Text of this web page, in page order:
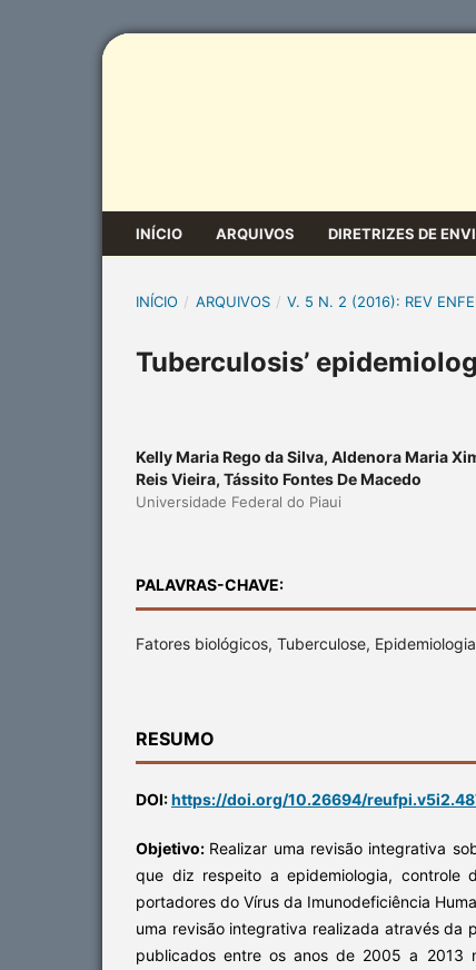
INÍCIO ARQUIVOS DIRETRIZES DE
INÍCIO / ARQUIVOS / V. 5 N. 2 (2016): REV
Tuberculosis’
Kelly Maria Rego da Silva, Aldenora Maria
Reis Vieira, Tássito Fontes De Macedo
Universidade Federal do Piaui
PALAVRAS-CHAVE:
Fatores biológicos, Tuberculose, Epidemiologia
RESUMO
DOI:https://doi.org/10.26694/
Objetivo: Realizar uma revisão integrativa
que diz respeito a epidemiologia, controle
portadores do Vírus da Imunodeficiência
uma revisão integrativa realizada através da
publicados entre os anos de 2005 a 2013